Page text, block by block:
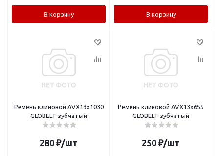
В корзину В корзину
Ремень клиновой AVX13x1030
GLOBELT зубчатый
280 ₽/шт
Ремень клиновой AVX13x655
GLOBELT зубчатый
250 ₽/шт